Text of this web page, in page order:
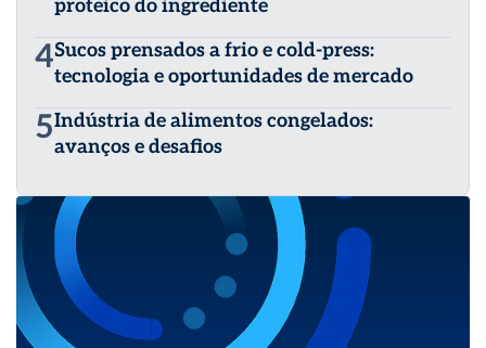
proteico do ingrediente
4Sucos prensados a frio e cold-press:
tecnologia e oportunidades de mercado
5Indústria de alimentos congelados:
avanços e desafios